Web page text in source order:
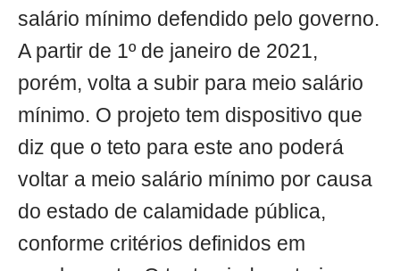
salário mínimo defendido pelo governo.
A partir de 1º de janeiro de 2021,
porém, volta a subir para meio salário
mínimo. O projeto tem dispositivo que
diz que o teto para este ano poderá
voltar a meio salário mínimo por causa
do estado de calamidade pública,
conforme critérios definidos em